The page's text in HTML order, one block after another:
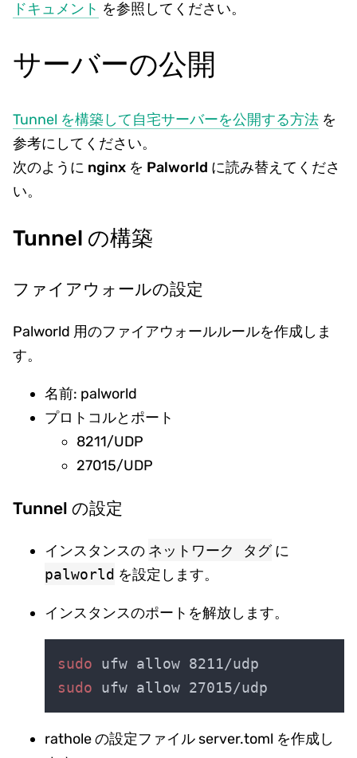
ドキュメント を参照してください。
サーバーの公開
Tunnel を構築して自宅サーバーを公開する方法 を
参考にしてください。
次のように nginx を Palworld に読み替えてくださ
い。
Tunnel の構築
ファイアウォールの設定
Palworld 用のファイアウォールルールを作成しま
す。
名前: palworld
プロトコルとポート
8211/UDP
27015/UDP
Tunnel の設定
インスタンスの ネットワーク タグに
palworld を設定します。
インスタンスのポートを解放します。
sudo
sudo
rathole の設定ファイル server.toml を作成し